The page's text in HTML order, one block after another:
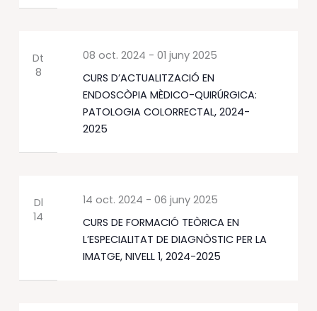
Dt
8
CURS D’ACTUALITZACIÓ EN
ENDOSCÒPIA MÈDICO-QUIRÚRGICA:
PATOLOGIA COLORRECTAL, 2024-
2025
08 oct. 2024 - 01 juny 2025
Dl
14
CURS DE FORMACIÓ TEÒRICA EN
L’ESPECIALITAT DE DIAGNÒSTIC PER LA
IMATGE, NIVELL 1, 2024-2025
14 oct. 2024 - 06 juny 2025